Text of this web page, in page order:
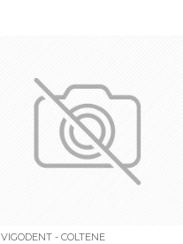
VIGODENT - COLTENE